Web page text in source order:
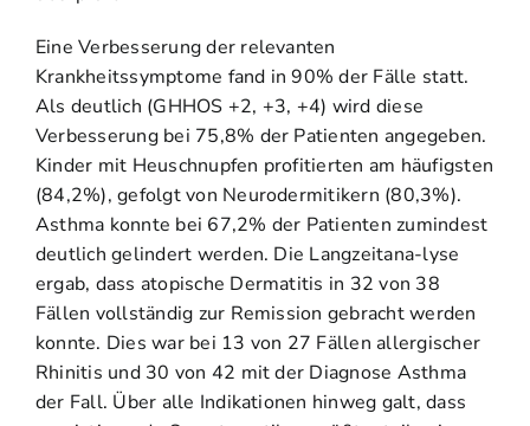
Eine Verbesserung der relevanten
Krankheitssymptome fand in 90% der Fälle statt.
Als deutlich (GHHOS +2, +3, +4) wird diese
Verbesserung bei 75,8% der Patienten angegeben.
Kinder mit Heuschnupfen profitierten am häufigsten
(84,2%), gefolgt von Neurodermitikern (80,3%).
Asthma konnte bei 67,2% der Patienten zumindest
deutlich gelindert werden. Die Langzeitana-lyse
ergab, dass atopische Dermatitis in 32 von 38
Fällen vollständig zur Remission gebracht werden
konnte. Dies war bei 13 von 27 Fällen allergischer
Rhinitis und 30 von 42 mit der Diagnose Asthma
der Fall. Über alle Indikationen hinweg galt, dass